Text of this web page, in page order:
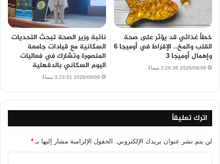
خطأ غذائي قد يؤثر على صحة
القلب والمخ.. الإفراط في أوميجا 6
وإهمال أوميجا 3
2026/08/06 3:26:36 مساءً
نائبة وزير الصحة تبحث التحديات
السكانية مع قيادات جامعة
المنصورة وتشارك في فعاليات
اليوم السكاني بالدقهلية
2026/08/06 3:23:31 مساءً
اترك تعليقاً
لن يتم نشر عنوان بريدك الإلكتروني. الحقول الإلزامية مشار إليها بـ *